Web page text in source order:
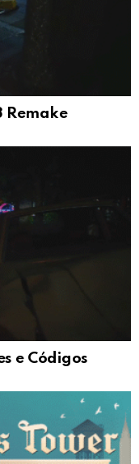
Remake
e Códigos